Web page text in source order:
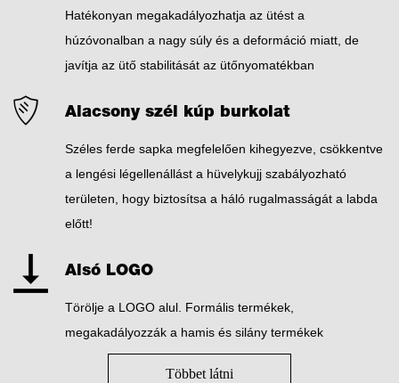
Hatékonyan megakadályozhatja az ütést a
húzóvonalban a nagy súly és a deformáció miatt, de
javítja az ütő stabilitását az ütőnyomatékban
Alacsony szél kúp burkolat
Széles ferde sapka megfelelően kihegyezve, csökkentve
a lengési légellenállást a hüvelykujj szabályozható
területen, hogy biztosítsa a háló rugalmasságát a labda
előtt!
Alsó LOGO
Törölje a LOGO alul. Formális termékek,
megakadályozzák a hamis és silány termékek
Többet látni